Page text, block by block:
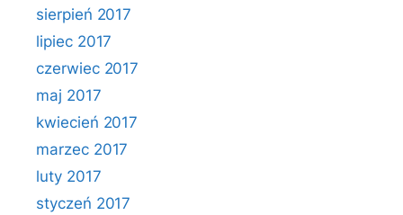
sierpień 2017
lipiec 2017
czerwiec 2017
maj 2017
kwiecień 2017
marzec 2017
luty 2017
styczeń 2017